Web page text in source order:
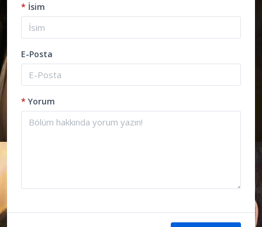
* İsim
E-Posta
* Yorum